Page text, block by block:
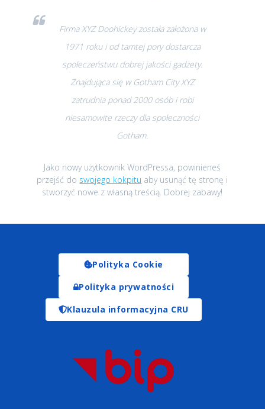
Firma XYZ Doohickey została założona w
1971 roku i od tamtej pory dostarcza
społeczeństwu dobrej jakości gadżety.
Znajdująca się w Gotham City XYZ
zatrudnia ponad 2000 osób i robi
niesamowite rzeczy dla społeczności
Gotham.
Jako nowy użytkownik WordPressa, powinieneś
przejść do swojego kokpitu aby usunąć tę stronę i
stworzyć nowe z własną treścią. Dobrej zabawy!
Polityka Cookie
Polityka prywatności
Klauzula informacyjna CRU